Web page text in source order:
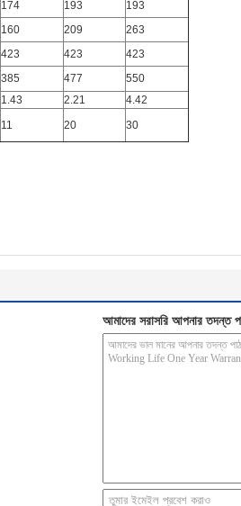
174 193
193
160 209
263
423 423
423
385 477
550
1.43 2.21
4.42
11 20 30
আমাদের সরাসরি আপনার তদন্ত